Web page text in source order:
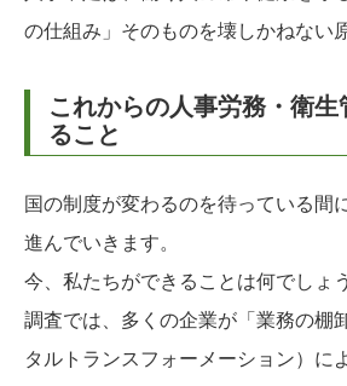
の仕組み」そのものを壊しかねない
これからの人事労務・衛生
ること
国の制度が変わるのを待っている間
進んでいきます。
今、私たちができることは何でしょ
調査では、多くの企業が「業務の棚
タルトランスフォーメーション）に